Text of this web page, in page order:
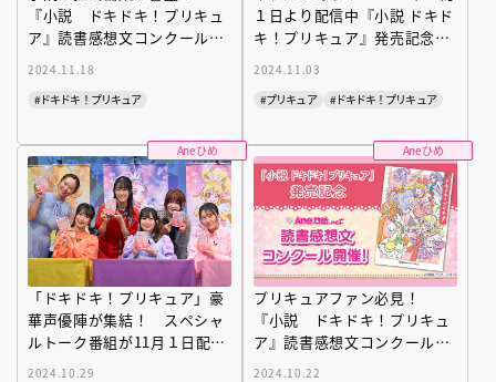
『小説 ドキドキ！プリキュ
ア』読書感想文コンクール結
2024.11.18
#ドキドキ！プリキュア
１日より配信中『小説 ドキド
キ！プリキュア』発売記念
2024.11.03
#プリキュア
#ドキドキ！プリキュア
Aneひめ
「ドキドキ！プリキュア」豪
華声優陣が集結！ スペシャ
ルトーク番組が11月１日配信
2024.10.29
Aneひめ
プリキュアファン必見！
『小説 ドキドキ！プリキュ
ア』読書感想文コンクールの
2024.10.22